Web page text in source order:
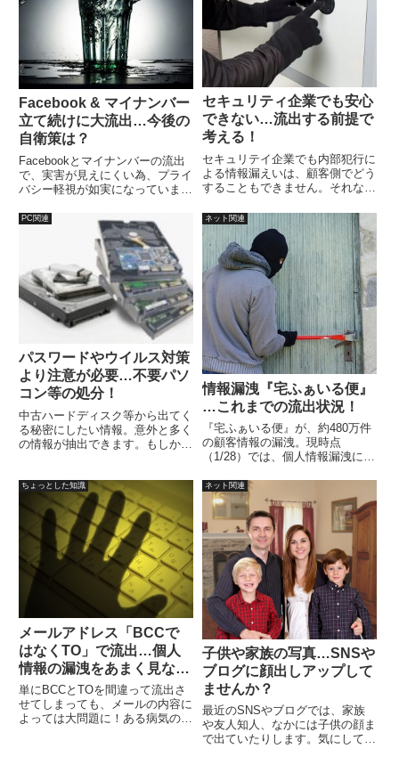
Facebook & マイナンバー
立て続けに大流出…今後の
自衛策は？
Facebookとマイナンバーの流出
で、実害が見えにくい為、プライ
バシー軽視が如実になっていま
れると思って、ネットに上げて良
い情報と、上げない情報を仕分け
して管理するべき」と言っていま
したが、それでは甘かったので今
後の対応…
セキュリティ企業でも安心
できない…流出する前提で
考える！
セキュリテイ企業でも内部犯行に
よる情報漏えいは、顧客側でどう
することもできません。それな
どうする？所詮、手間をかけてで
も自分自身で管理するしかありま
せん。バックアップは当然です
が、使うデバイスも考える必要が
あります。
PC関連
パスワードやウイルス対策
より注意が必要…不要パソ
コン等の処分！
中古ハードディスク等から出てく
る秘密にしたい情報。意外と多く
の情報が抽出できます。もしかす
多いのかも？家庭における一般的
なパソコン処分の理由と対策を考
えてみます。
ネット関連
情報漏洩『宅ふぁいる便』
…これまでの流出状況！
『宅ふぁいる便』が、約480万件
の顧客情報の漏洩。現時点
（1/28）では、個人情報漏洩によ
ことで、2019年1月28日（第３
報）の時点で、流出した情報の項
目的は、顧客が回答し登録した情
報が漏れているようですね。
ちょっとした知識
メールアドレス「BCCで
はなくTO」で流出…個人
情報の漏洩をあまく見な
い！
単にBCCとTOを間違って流出さ
せてしまっても、メールの内容に
よっては大問題に！ある病気の集
ネット関連
子供や家族の写真…SNSや
ブログに顔出しアップして
ませんか？
最近のSNSやブログでは、家族
や友人知人、なかには子供の顔ま
で出ていたりします。気にしてい